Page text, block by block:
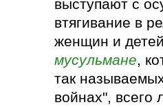
выступают с
втягивание в
женщин и
мусульмане,
так
войнах", всего